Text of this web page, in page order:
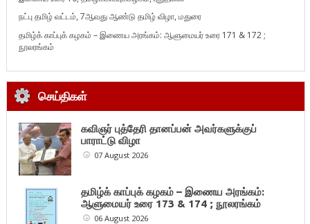
நட்பு தமிழ் வட்டம், 7ஆவது ஆண்டு தமிழ் விழா, மதுரை
தமிழ்க் காப்புக் கழகம் – இணைய அரங்கம்: ஆளுமையர் உரை 171 & 172 ;
நூலரங்கம்
செய்திகள்
கவிஞர் புத்தேரி தானப்பன் அவர்களுக்குப்
பாராட்டு விழா
07 August 2026
தமிழ்க் காப்புக் கழகம் – இணைய அரங்கம்:
ஆளுமையர் உரை 173 & 174 ; நூலரங்கம்
06 August 2026